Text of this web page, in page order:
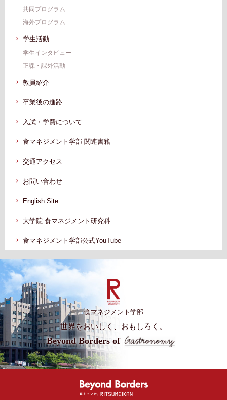
共同プログラム
海外プログラム
学生活動
学生インタビュー
正課・課外活動
教員紹介
卒業後の進路
入試・学費について
食マネジメント学部 関連書籍
交通アクセス
お問い合わせ
English Site
大学院 食マネジメント研究科
食マネジメント学部公式YouTube
食マネジメント学部
世界をおいしく、おもしろく。
Beyond Borders of